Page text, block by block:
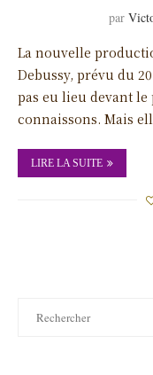
par
La nouvelle
Debussy, prévu du
pas eu lieu devant
connaissons. Mais
LIRE LA SUITE